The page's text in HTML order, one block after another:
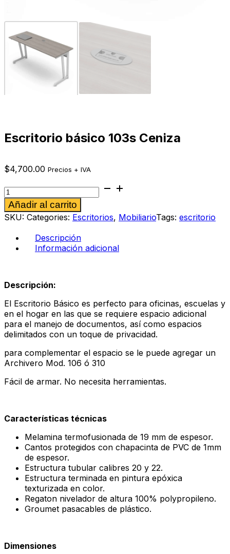
Escritorio básico 103s Ceniza
$4,700.00 Precios + IVA
Escritorio
básico
103s
Ceniza
cantidad
Añadir al carrito
SKU: Categories: Escritorios, MobiliarioTags: escritorio
Descripción
Información adicional
Descripción:
El Escritorio Básico es perfecto para oficinas, escuelas y
en el hogar en las que se requiere espacio adicional
para el manejo de documentos, así como espacios
delimitados con un toque de privacidad.
para complementar el espacio se le puede agregar un
Archivero Mod. 106 ó 310
Fácil de armar. No necesita herramientas.
Características técnicas
Melamina termofusionada de 19 mm de espesor.
Cantos protegidos con chapacinta de PVC de 1mm
de espesor.
Estructura tubular calibres 20 y 22.
Estructura terminada en pintura epóxica
texturizada en color.
Regaton nivelador de altura 100% polypropileno.
Groumet pasacables de plástico.
Dimensiones